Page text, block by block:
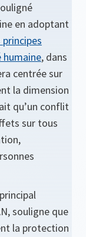
en adoptant
principes
humaine, dans
centrée sur
la dimension
qu’un conflit
sur tous
souligne que
la protection